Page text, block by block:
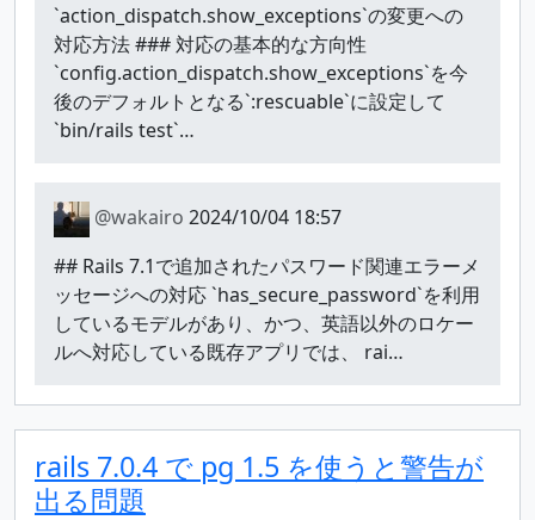
`action_dispatch.show_exceptions`の変更への
対応方法 ### 対応の基本的な方向性
`config.action_dispatch.show_exceptions`を今
後のデフォルトとなる`:rescuable`に設定して
`bin/rails test`…
@wakairo 2024/10/04 18:57
## Rails 7.1で追加されたパスワード関連エラーメ
ッセージへの対応 `has_secure_password`を利用
しているモデルがあり、かつ、英語以外のロケー
ルへ対応している既存アプリでは、 rai…
rails 7.0.4 で pg 1.5 を使うと警告が
出る問題